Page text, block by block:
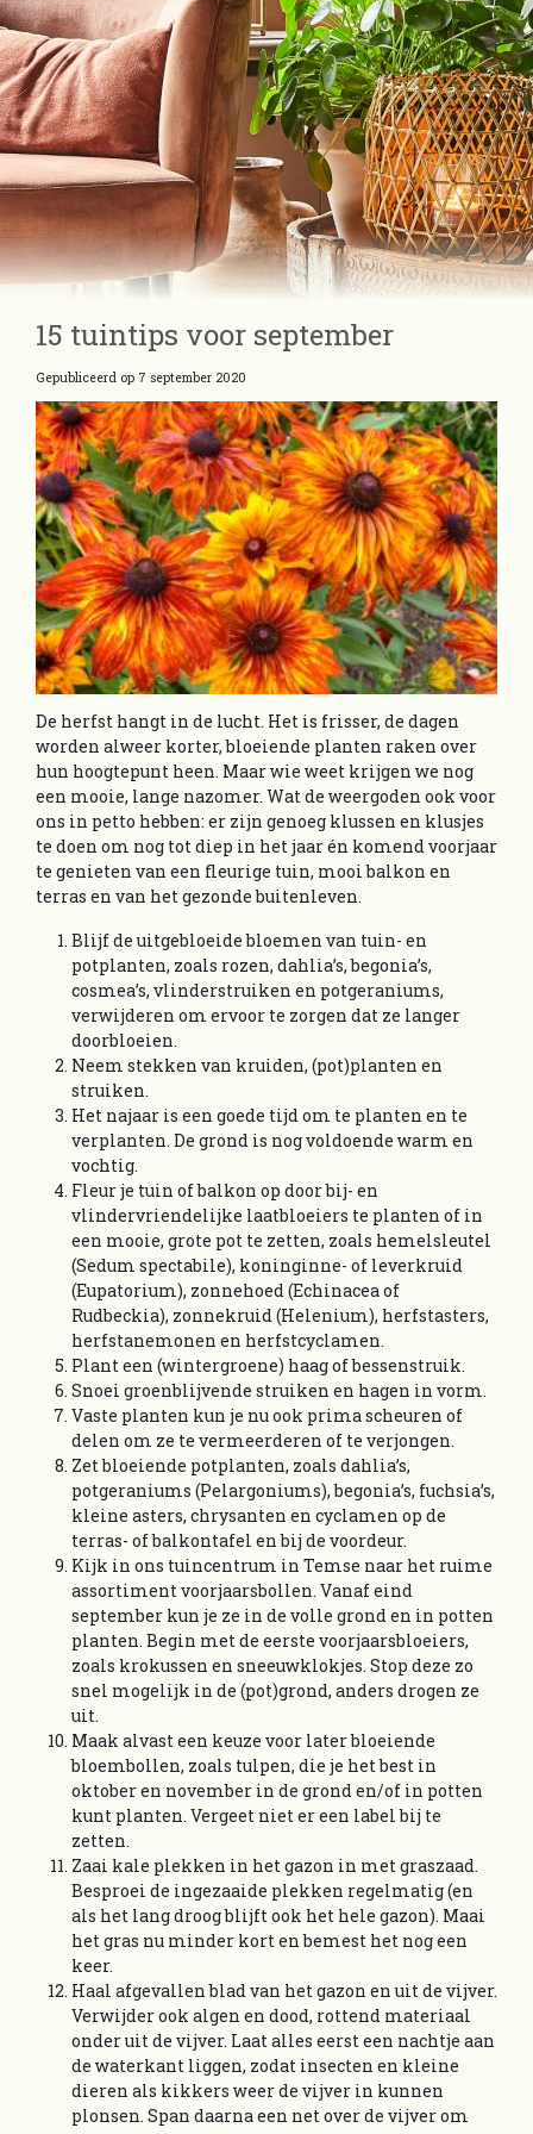
15 tuintips voor september
Gepubliceerd op 7 september 2020
De herfst hangt in de lucht. Het is frisser, de dagen
worden alweer korter, bloeiende planten raken over
hun hoogtepunt heen. Maar wie weet krijgen we nog
een mooie, lange nazomer. Wat de weergoden ook voor
ons in petto hebben: er zijn genoeg klussen en klusjes
te doen om nog tot diep in het jaar én komend voorjaar
te genieten van een fleurige tuin, mooi balkon en
terras en van het gezonde buitenleven.
Blijf de uitgebloeide bloemen van tuin- en
potplanten, zoals rozen, dahlia’s, begonia’s,
cosmea’s, vlinderstruiken en potgeraniums,
verwijderen om ervoor te zorgen dat ze langer
doorbloeien.
Neem stekken van kruiden, (pot)planten en
struiken.
Het najaar is een goede tijd om te planten en te
verplanten. De grond is nog voldoende warm en
vochtig.
Fleur je tuin of balkon op door bij- en
vlindervriendelijke laatbloeiers te planten of in
een mooie, grote pot te zetten, zoals hemelsleutel
(Sedum spectabile), koninginne- of leverkruid
(Eupatorium), zonnehoed (Echinacea of
Rudbeckia), zonnekruid (Helenium), herfstasters,
herfstanemonen en herfstcyclamen.
Plant een (wintergroene) haag of bessenstruik.
Snoei groenblijvende struiken en hagen in vorm.
Vaste planten kun je nu ook prima scheuren of
delen om ze te vermeerderen of te verjongen.
Zet bloeiende potplanten, zoals dahlia’s,
potgeraniums (Pelargoniums), begonia’s, fuchsia’s,
kleine asters, chrysanten en cyclamen op de
terras- of balkontafel en bij de voordeur.
Kijk in ons tuincentrum in Temse naar het ruime
assortiment voorjaarsbollen. Vanaf eind
september kun je ze in de volle grond en in potten
planten. Begin met de eerste voorjaarsbloeiers,
zoals krokussen en sneeuwklokjes. Stop deze zo
snel mogelijk in de (pot)grond, anders drogen ze
uit.
Maak alvast een keuze voor later bloeiende
bloembollen, zoals tulpen, die je het best in
oktober en november in de grond en/of in potten
kunt planten. Vergeet niet er een label bij te
zetten.
Zaai kale plekken in het gazon in met graszaad.
Besproei de ingezaaide plekken regelmatig (en
als het lang droog blijft ook het hele gazon). Maai
het gras nu minder kort en bemest het nog een
keer.
Haal afgevallen blad van het gazon en uit de vijver.
Verwijder ook algen en dood, rottend materiaal
onder uit de vijver. Laat alles eerst een nachtje aan
de waterkant liggen, zodat insecten en kleine
dieren als kikkers weer de vijver in kunnen
plonsen. Span daarna een net over de vijver om